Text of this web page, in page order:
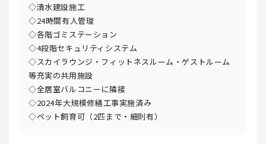
◇清水建設施工
◇24時間有人管理
◇各階ゴミステーション
◇4段階セキュリティシステム
◇スカイラウンジ・フィットネスルーム・ゲストルーム
等充実の共用施設
◇全居室バルコニーに隣接
◇2024年大規模修繕工事実施済み
◇ペット飼育可（2匹まで・細則有）